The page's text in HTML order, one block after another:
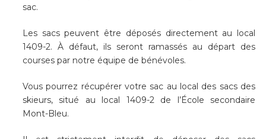
sac.
Les sacs peuvent être déposés directement au local
1409-2. À défaut, ils seront ramassés au départ des
courses par notre équipe de bénévoles.
Vous pourrez récupérer votre sac au local des sacs des
skieurs, situé au local 1409-2 de l’École secondaire
Mont-Bleu.